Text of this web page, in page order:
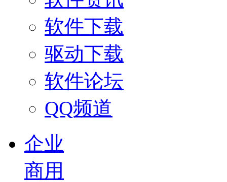
软件下载
驱动下载
软件论坛
QQ频道
企业
商用